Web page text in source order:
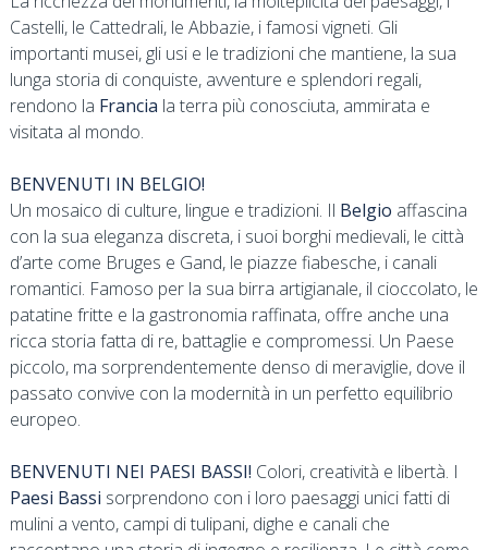
Castelli, le Cattedrali, le Abbazie, i famosi vigneti. Gli
importanti musei, gli usi e le tradizioni che mantiene, la sua
lunga storia di conquiste, avventure e splendori regali,
rendono la Francia la terra più conosciuta, ammirata e
visitata al mondo.
BENVENUTI IN BELGIO!
Un mosaico di culture, lingue e tradizioni. Il Belgio affascina
con la sua eleganza discreta, i suoi borghi medievali, le città
d’arte come Bruges e Gand, le piazze fiabesche, i canali
romantici. Famoso per la sua birra artigianale, il cioccolato, le
patatine fritte e la gastronomia raffinata, offre anche una
ricca storia fatta di re, battaglie e compromessi. Un Paese
piccolo, ma sorprendentemente denso di meraviglie, dove il
passato convive con la modernità in un perfetto equilibrio
europeo.
BENVENUTI NEI PAESI BASSI! Colori, creatività e libertà. I
Paesi Bassi sorprendono con i loro paesaggi unici fatti di
mulini a vento, campi di tulipani, dighe e canali che